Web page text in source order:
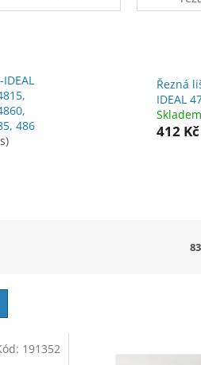
486
Řezná
IDEAL
Skladem
412 Kč
83
191352